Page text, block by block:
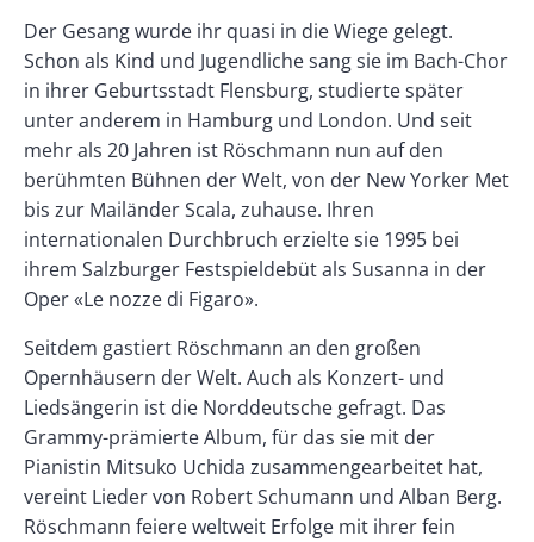
Der Gesang wurde ihr quasi in die Wiege gelegt.
Schon als Kind und Jugendliche sang sie im Bach-Chor
in ihrer Geburtsstadt Flensburg, studierte später
unter anderem in Hamburg und London. Und seit
mehr als 20 Jahren ist Röschmann nun auf den
berühmten Bühnen der Welt, von der New Yorker Met
bis zur Mailänder Scala, zuhause. Ihren
internationalen Durchbruch erzielte sie 1995 bei
ihrem Salzburger Festspieldebüt als Susanna in der
Oper «Le nozze di Figaro».
Seitdem gastiert Röschmann an den großen
Opernhäusern der Welt. Auch als Konzert- und
Liedsängerin ist die Norddeutsche gefragt. Das
Grammy-prämierte Album, für das sie mit der
Pianistin Mitsuko Uchida zusammengearbeitet hat,
vereint Lieder von Robert Schumann und Alban Berg.
Röschmann feiere weltweit Erfolge mit ihrer fein